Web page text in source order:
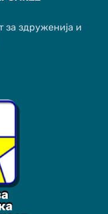
за здруженија и